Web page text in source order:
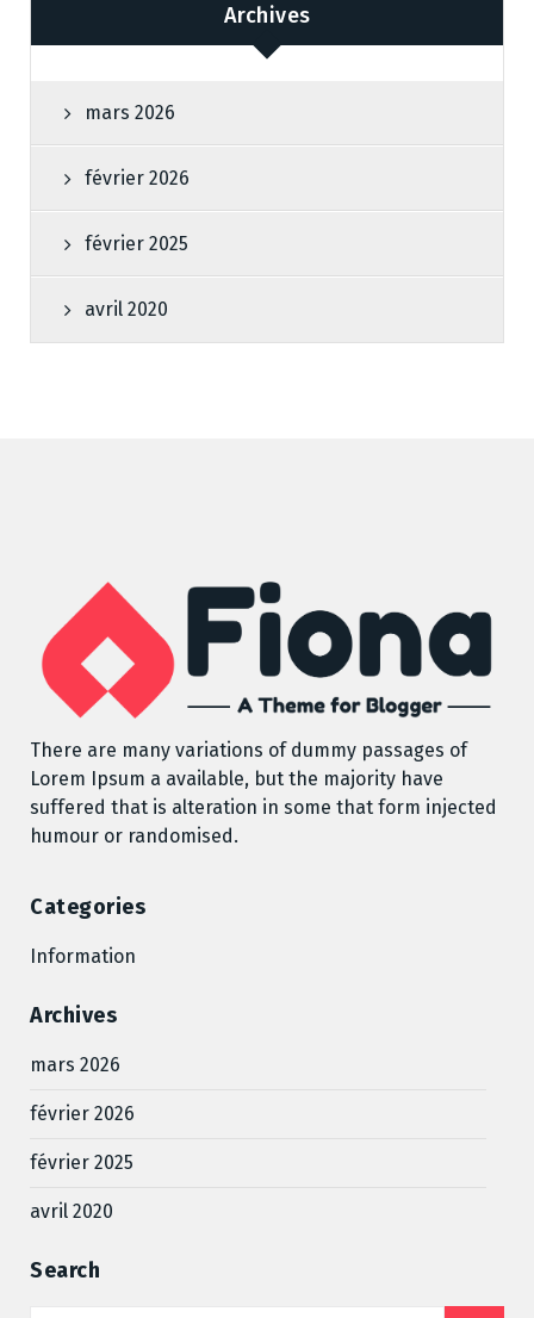
Archives
mars 2026
février 2026
février 2025
avril 2020
There are many variations of dummy passages of
Lorem Ipsum a available, but the majority have
suffered that is alteration in some that form injected
humour or randomised.
Categories
Information
Archives
mars 2026
février 2026
février 2025
avril 2020
Search